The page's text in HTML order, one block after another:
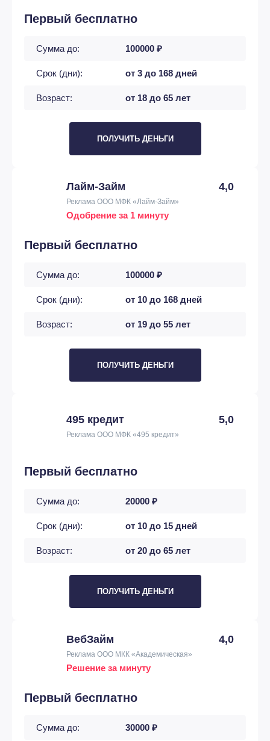
Первый бесплатно
Сумма до: 100000 ₽
Срок (дни): от 3 до 168 дней
Возраст: от 18 до 65 лет
ПОЛУЧИТЬ ДЕНЬГИ
Лайм-Займ 4,0
Реклама ООО МФК «Лайм-Займ»
Одобрение за 1 минуту
Первый бесплатно
Сумма до: 100000 ₽
Срок (дни): от 10 до 168 дней
Возраст: от 19 до 55 лет
ПОЛУЧИТЬ ДЕНЬГИ
495 кредит 5,0
Реклама ООО МФК «495 кредит»
Первый бесплатно
Сумма до: 20000 ₽
Срок (дни): от 10 до 15 дней
Возраст: от 20 до 65 лет
ПОЛУЧИТЬ ДЕНЬГИ
ВебЗайм 4,0
Реклама ООО МКК «Академическая»
Решение за минуту
Первый бесплатно
Сумма до: 30000 ₽